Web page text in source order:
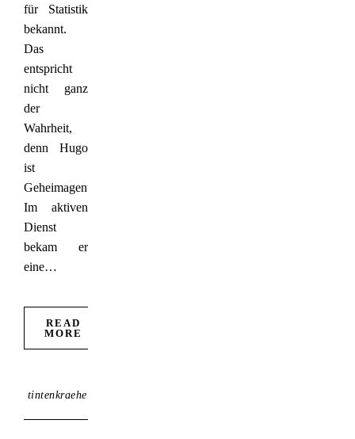
für Statistik
bekannt.
Das
entspricht
nicht ganz
der
Wahrheit,
denn Hugo
ist
Geheimagent.
Im aktiven
Dienst
bekam er
eine…
READ
MORE
tintenkraehe